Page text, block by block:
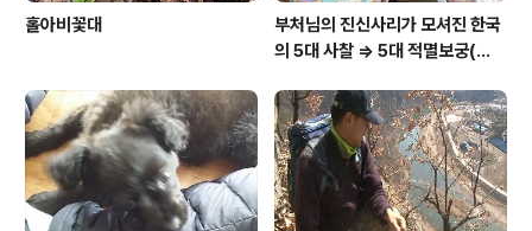
홀아비꽃대
부처님의 진신사리가 모셔진 한국
의 5대 사찰 => 5대 적멸보궁(寂